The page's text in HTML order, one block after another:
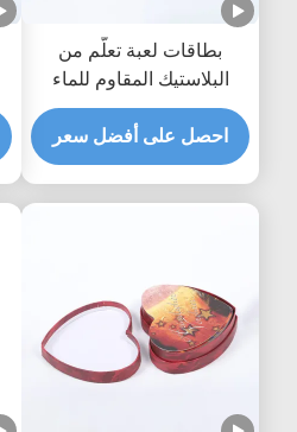
بطاقات لعبة تعلّم من
البلاستيك المقاوم للماء
احصل على أفضل سعر